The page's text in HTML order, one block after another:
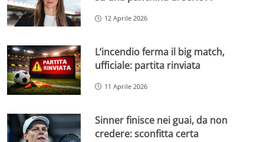
12 Aprile 2026
L’incendio ferma il big match,
ufficiale: partita rinviata
11 Aprile 2026
Sinner finisce nei guai, da non
credere: sconfitta certa